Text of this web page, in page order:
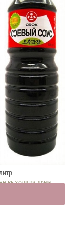
выходя из дома